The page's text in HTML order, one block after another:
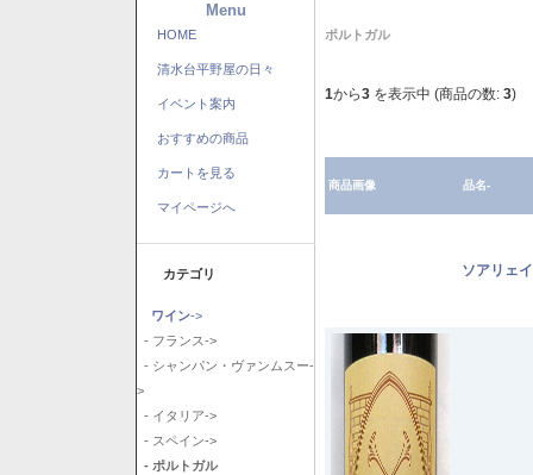
Menu
HOME
清水台平野屋の日々
イベント案内
おすすめの商品
カートを見る
マイページへ
カテゴリ
ワイン->
- フランス->
- シャンパン・ヴァンムスー-
>
- イタリア->
- スペイン->
- ポルトガル
ポルトガル
1から3 を表示中 (商品の数: 3)
商品画像 品名-
ソアリェ